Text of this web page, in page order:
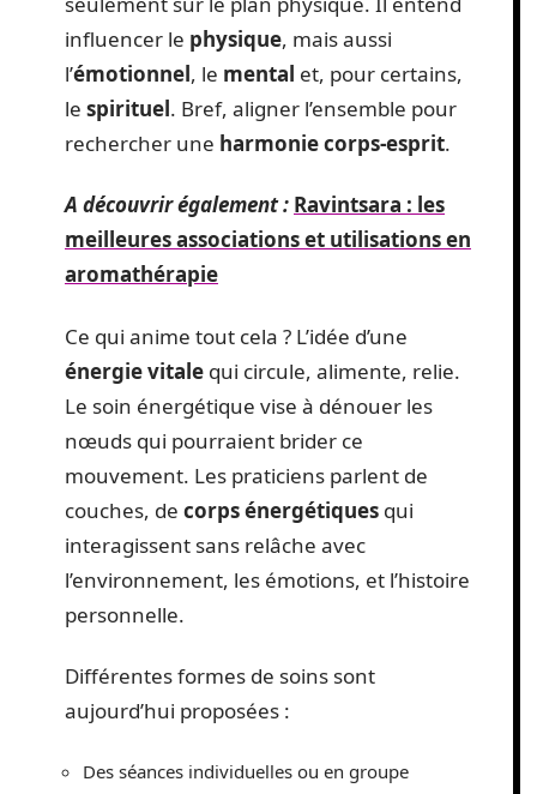
influencer le physique, mais aussi
l’émotionnel, le mental et, pour certains,
le spirituel. Bref, aligner l’ensemble pour
rechercher une harmonie corps-esprit.
A découvrir également : Ravintsara : les
meilleures associations et utilisations en
aromathérapie
Ce qui anime tout cela ? L’idée d’une
énergie vitale qui circule, alimente, relie.
Le soin énergétique vise à dénouer les
nœuds qui pourraient brider ce
mouvement. Les praticiens parlent de
couches, de corps énergétiques qui
interagissent sans relâche avec
l’environnement, les émotions, et l’histoire
personnelle.
Différentes formes de soins sont
aujourd’hui proposées :
Des séances individuelles ou en groupe